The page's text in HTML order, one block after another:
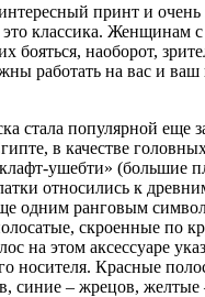
принт и
классика. Женщинам с
бояться, наоборот,
работать на вас и ваш
стала популярной еще
в качестве
ушебти» (большие
относились к
одним ранговым
скроенные по
на этом аксессуаре
носителя. Красные
синие – жрецов, желтые